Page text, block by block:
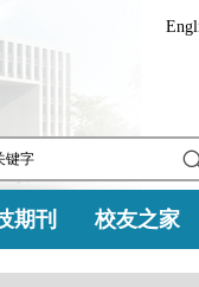
期刊 校友之家